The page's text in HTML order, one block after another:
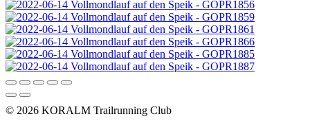
© 2026 KORALM Trailrunning Club